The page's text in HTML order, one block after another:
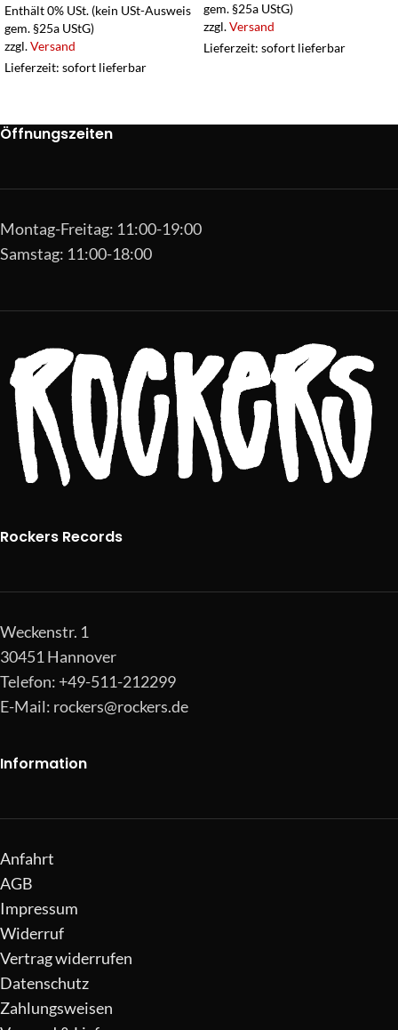
Enthält 0% USt. (kein USt-Ausweis
gem. §25a UStG)
zzgl.Versand
Lieferzeit: sofort lieferbar
gem. §25a UStG)
zzgl.Versand
Lieferzeit: sofort lieferbar
Öffnungszeiten
Montag-Freitag: 11:00-19:00
Samstag: 11:00-18:00
Rockers Records
Weckenstr. 1
30451 Hannover
Telefon: +49-511-212299
E-Mail: rockers@rockers.de
Information
Anfahrt
AGB
Impressum
Widerruf
Vertrag widerrufen
Datenschutz
Zahlungsweisen